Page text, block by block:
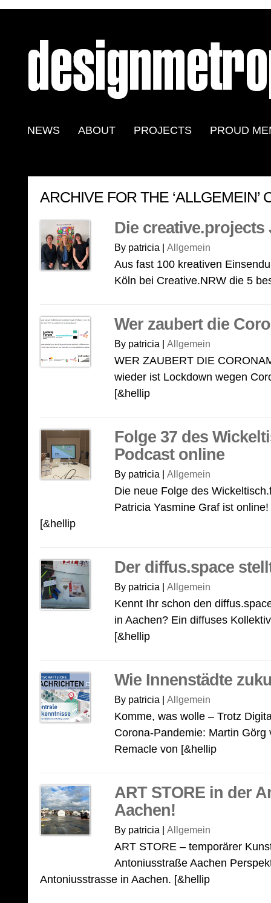
NEWS ABOUT PROJECTS PROUD
ARCHIVE FOR THE ‘ALLGEMEIN’
Die
By patricia | Allgemein
Aus fast 100 kreativen
Köln bei Creative.NRW die 5
Wer zaubert die
By patricia | Allgemein
WER ZAUBERT DIE
wieder ist Lockdown wegen
[&hellip
Folge 37 des
Podcast online
By patricia | Allgemein
Die neue Folge des
Patricia Yasmine Graf ist
[&hellip
Der diffus.space
By patricia | Allgemein
Kennt Ihr schon den
in Aachen? Ein diffuses
[&hellip
Wie Innenstädte
By patricia | Allgemein
Komme, was wolle – Trotz
Corona-Pandemie: Martin
Remacle von [&hellip
ART STORE in der
Aachen!
By patricia | Allgemein
ART STORE – temporärer
Antoniusstraße Aachen
Antoniusstrasse in Aachen. [&hellip